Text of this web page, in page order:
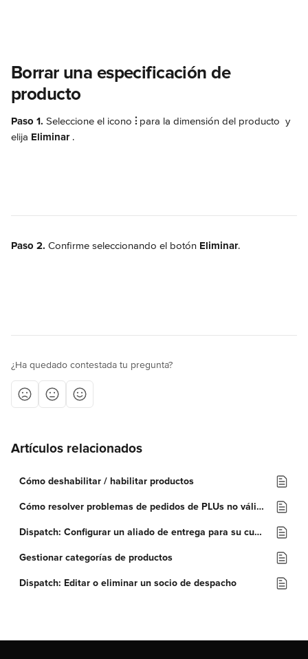
Borrar una especificación de
producto
Paso 1. Seleccione el icono ⫶ para la dimensión del producto y
elija Eliminar .
Paso 2. Confirme seleccionando el botón Eliminar.
¿Ha quedado contestada tu pregunta?
Artículos relacionados
Cómo deshabilitar / habilitar productos
Cómo resolver problemas de pedidos de PLUs no válidos
Dispatch: Configurar un aliado de entrega para su cuenta
Gestionar categorías de productos
Dispatch: Editar o eliminar un socio de despacho